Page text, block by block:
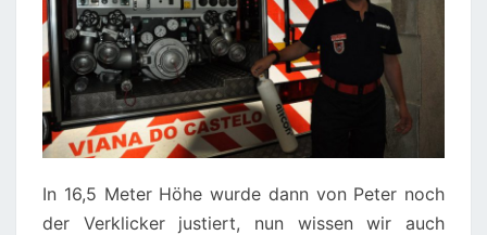
In 16,5 Meter Höhe wurde dann von Peter noch
der Verklicker justiert, nun wissen wir auch